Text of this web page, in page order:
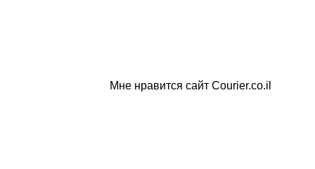
Мне нравится сайт Courier.co.il